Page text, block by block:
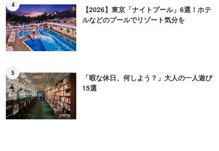
4
【2026】東京「ナイトプール」6選！ホテ
ルなどのプールでリゾート気分を
5
「暇な休日、何しよう？」大人の一人遊び
15選